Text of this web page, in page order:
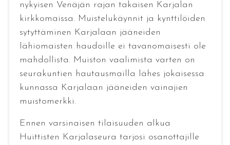
nykyisen Venäjän rajan takaisen Karjalan
kirkkomaissa. Muistelukäynnit ja kynttilöiden
sytyttäminen Karjalaan jääneiden
lähiomaisten haudoille ei tavanomaisesti ole
mahdollista. Muiston vaalimista varten on
seurakuntien hautausmailla lähes jokaisessa
kunnassa Karjalaan jääneiden vainajien
muistomerkki.
Ennen varsinaisen tilaisuuden alkua
Huittisten Karjalaseura tarjosi osanottajille